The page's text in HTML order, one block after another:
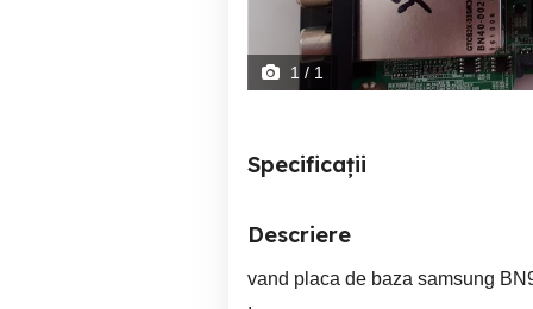
1 / 1
Specificații
Descriere
vand placa de baza samsung
.